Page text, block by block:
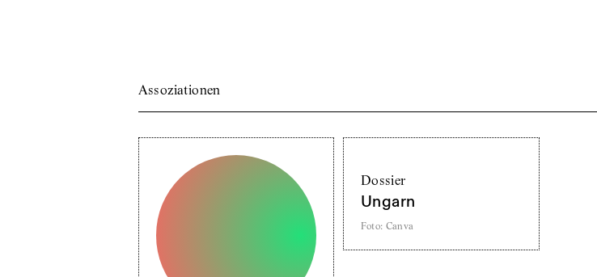
Assoziationen
Dossier
Ungarn
Foto: Canva